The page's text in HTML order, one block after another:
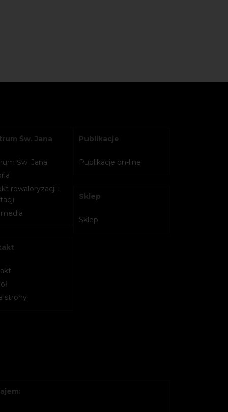
Św. Jana
Św. Jana
rewaloryzacji i
strony
Publikacje
Publikacje on-line
Sklep
Sklep